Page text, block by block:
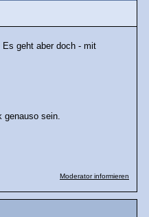
Es geht aber doch - mit
genauso sein.
Moderator informieren